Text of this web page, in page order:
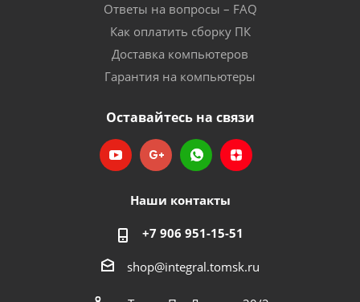
Ответы на вопросы – FAQ
Как оплатить сборку ПК
Доставка компьютеров
Гарантия на компьютеры
Оставайтесь на связи
Наши контакты
+7 906 951-15-51
shop@integral.tomsk.ru